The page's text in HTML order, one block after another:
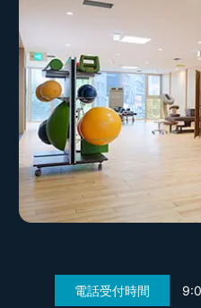
電話受付時間